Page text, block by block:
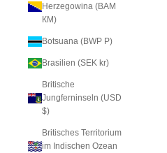
Herzegowina (BAM
КМ)
Botsuana (BWP P)
Brasilien (SEK kr)
Britische
Jungferninseln (USD
$)
Britisches Territorium
im Indischen Ozean